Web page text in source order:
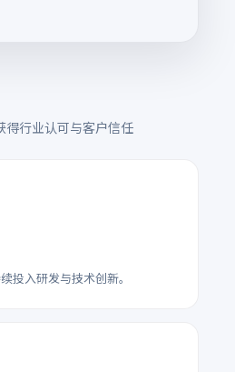
得行业认可与客户信任
投入研发与技术创新。